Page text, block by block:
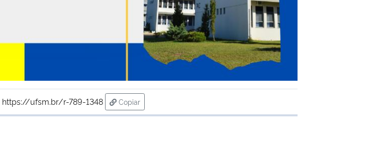
https://ufsm.br/r-789-1348
Copiar
para área de transferência